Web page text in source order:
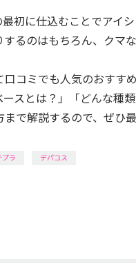
初に仕込むことでアイ
るのはもちろん、クマ
コミでも人気のおすす
スとは？」「どんな種
で解説するので、ぜひ
プラ デパコス